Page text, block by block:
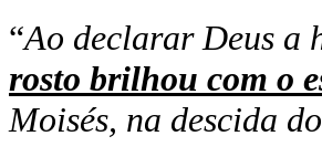
“Ao declarar Deus a
rosto brilhou com o
Moisés, na descida